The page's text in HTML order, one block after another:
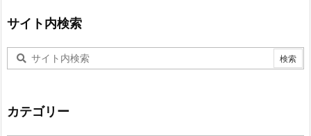
サイト内検索
カテゴリー